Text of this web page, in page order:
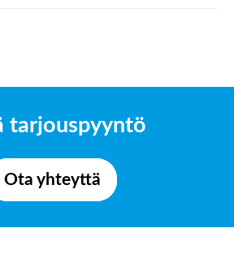
tarjouspyyntö
Ota yhteyttä